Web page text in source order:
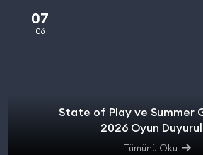
07
06
State of Play ve Summer
2026 Oyun
Tümünü Oku